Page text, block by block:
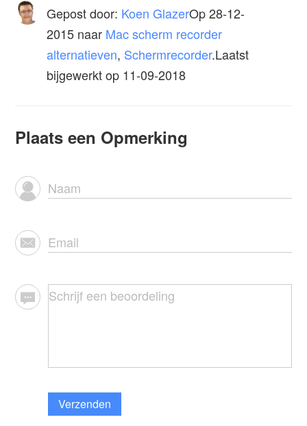
Gepost door: Koen GlazerOp28-12-
2015 naar Mac scherm recorder
alternatieven, Schermrecorder.Laatst
bijgewerkt op 11-09-2018
Plaats een Opmerking
Verzenden